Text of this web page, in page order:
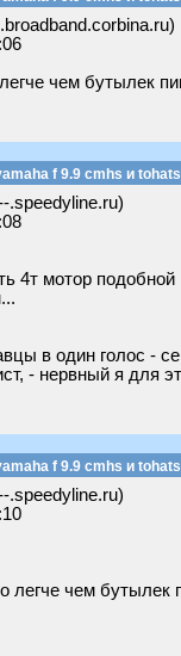
чем бутылек
f 9.9 cmhs и
.speedyline.ru)
4т мотор
в один голос -
- нервный я для
f 9.9 cmhs и
.speedyline.ru)
легче чем бутылек